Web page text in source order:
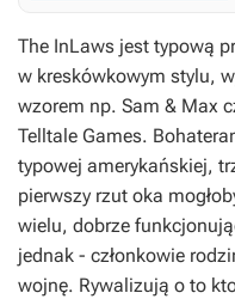
The InLaws jest typową
w kreskówkowym stylu,
wzorem np. Sam & Max
Telltale Games.
typowej amerykańskiej,
pierwszy rzut oka
wielu, dobrze
jednak - członkowie
wojnę. Rywalizują o to